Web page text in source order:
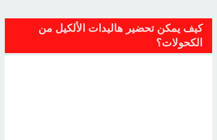
كيف يمكن تحضير هاليدات الألكيل من
الكحولات؟